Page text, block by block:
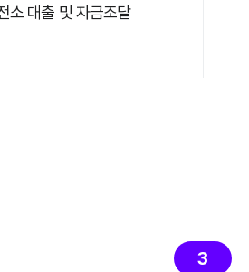
소 대출 및 자금조달
3